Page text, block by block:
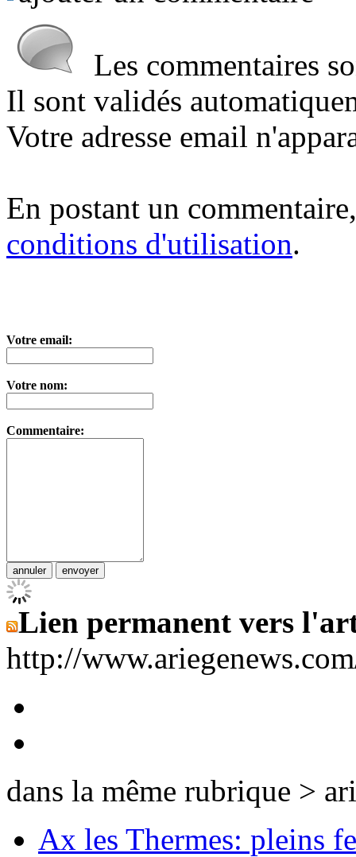
Les commentaires
Il sont validés
Votre adresse email
En postant un
conditions d'utilisation.
Votre email:
Votre nom:
Commentaire:
Lien permanent vers
http://
dans la même rubrique >
Ax les Thermes: pleins